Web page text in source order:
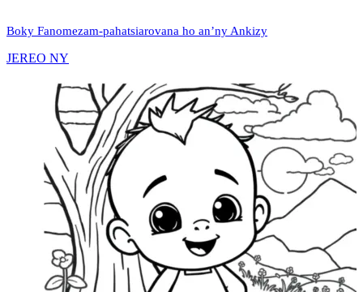
Boky Fanomezam-pahatsiarovana ho an’ny Ankizy
JEREO NY